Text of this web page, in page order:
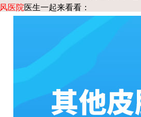
风医院医生一起来看看：